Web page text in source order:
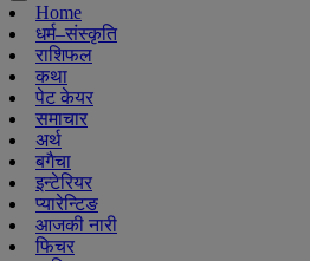
Home
धर्म–संस्कृति
राशिफल
कथा
पेट केयर
समाचार
अर्थ
बगैचा
इन्टेरियर
प्यारेन्टिङ
आजकी नारी
फिचर